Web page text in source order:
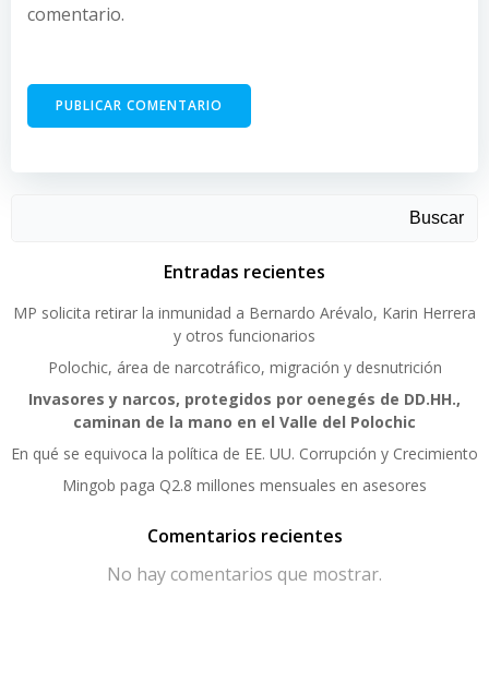
comentario.
Buscar
Entradas recientes
MP solicita retirar la inmunidad a Bernardo Arévalo, Karin Herrera
y otros funcionarios
Polochic, área de narcotráfico, migración y desnutrición
Invasores y narcos, protegidos por oenegés de DD.HH.,
caminan de la mano en el Valle del Polochic
En qué se equivoca la política de EE. UU. Corrupción y Crecimiento
Mingob paga Q2.8 millones mensuales en asesores
Comentarios recientes
No hay comentarios que mostrar.